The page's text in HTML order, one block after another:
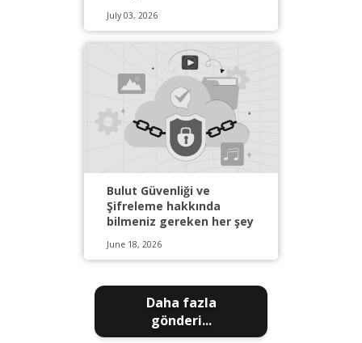
July 03, 2026
Bulut Güvenliği ve
Şifreleme hakkında
bilmeniz gereken her şey
June 18, 2026
Daha fazla
gönderi...